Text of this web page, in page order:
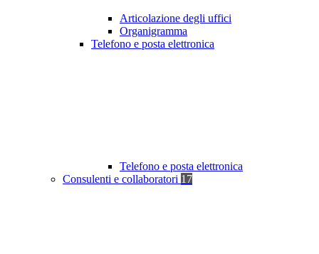
Articolazione degli uffici
Organigramma
Telefono e posta elettronica
Telefono e posta elettronica
Consulenti e collaboratori 17